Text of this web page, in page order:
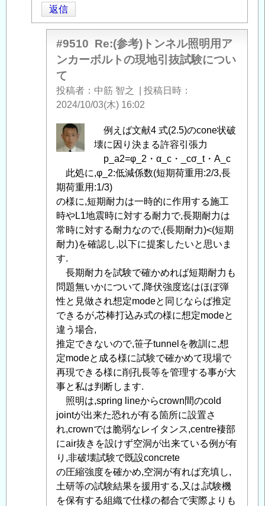
ン
カ
」
返信
#9510 Re:(参考)トンネル照明用ア
ンカーボルトの現地引抜試験につい
て
投稿者 中筋 智之
投稿日時
2024/10/03(木) 16:02
匿
名
者
に
よ
る
「Re:
Re:
(参
考)
ト
ン
ネ
ル
照
明
用
ン
カ
ー
ボ
ル
ト
の
例えば文献4 式(2.5)のcone状破
壊に因り決まる許容引張力
p_a2=φ_2・α_c・_cσ_t・A_c
此処に,φ_2:低減係数(短期荷重用:2/3,長
期荷重用:1/3)
の様に,短期耐力は一時的に作用する施工
時やL1地震時に対する耐力で,長期耐力は
常時に対する耐力なので,(長期耐力)<(短期
耐力)を確認し,以下に提案したいと思いま
す.
長期耐力を試験で確かめれば短期耐力も
問題無いかについて,降伏強度迄はほぼ弾
性と見做され想定modeと同じならば推定
できるが,芯棒打込み式の様に想定modeと
違う場合,
推定できないので,笹子tunnelを教訓に,想
定modeと成る様に試験で確かめて現場で
再現できる様に削孔長等を管理する事が大
事と私は判断します.
照明は,spring lineからcrown間のcold
jointが出来た恐れが有る箇所に設置さ
れ,crownでは脆弱なレイタンス,centre褄部
にair抜きを設けず空洞が出来ている例が有
り,非破壊試験で既設concrete
の圧縮強度を確かめ,空洞が有れば充填し,
土研等の試験結果を援用する,又は,試験機
を保有する組織で仕様の都合で実際よりも